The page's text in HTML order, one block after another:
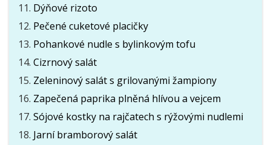
Dýňové rizoto
Pečené cuketové placičky
Pohankové nudle s bylinkovým tofu
Cizrnový salát
Zeleninový salát s grilovanými žampiony
Zapečená paprika plněná hlívou a vejcem
Sójové kostky na rajčatech s rýžovými nudlemi
Jarní bramborový salát